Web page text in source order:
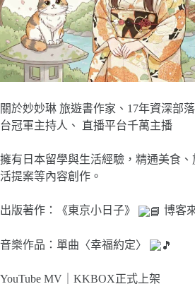
關於妙妙琳 旅遊書作家、17年資深部
台冠軍主持人、 直播平台千萬主播
擁有日本留學與生活經驗，精通美食
活提案等內容創作。
出版著作：《東京小日子》 博客
音樂作品：單曲〈幸福約定〉
YouTube MV｜ KKBOX正式上架